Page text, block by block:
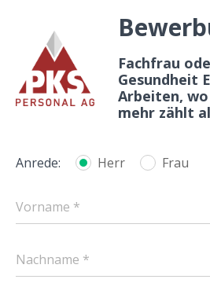
Fachfrau
Gesundheit
Arbeiten,
mehr zählt
Anrede: Herr Frau
Vorname *
Nachname *